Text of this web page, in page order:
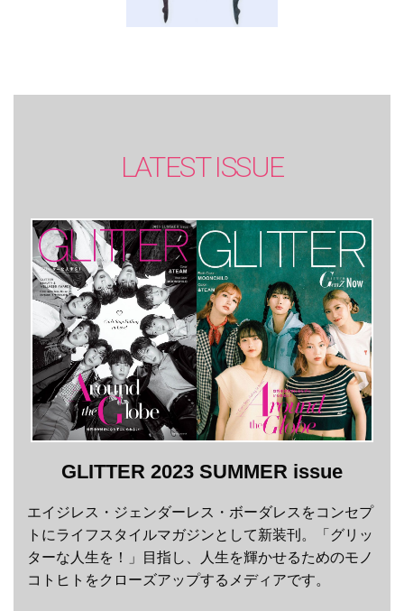
LATEST ISSUE
GLITTER 2023 SUMMER issue
エイジレス・ジェンダーレス・ボーダレスをコンセプ
トにライフスタイルマガジンとして新装刊。「グリッ
ターな人生を！」目指し、人生を輝かせるためのモノ
コトヒトをクローズアップするメディアです。